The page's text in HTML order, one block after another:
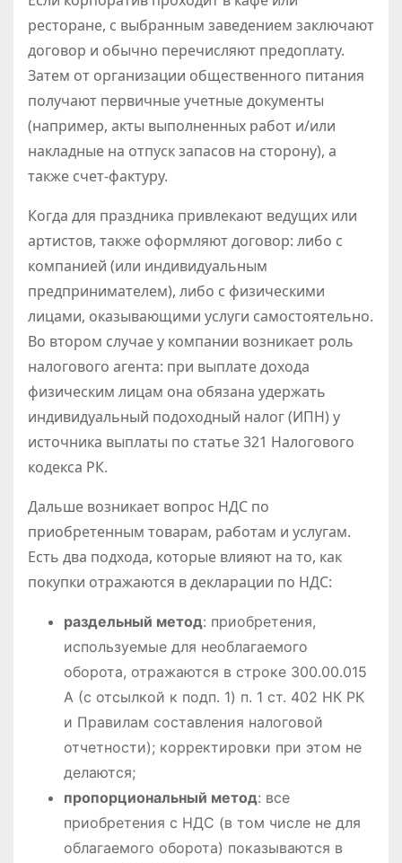
ресторане, с выбранным заведением заключают
договор и обычно перечисляют предоплату.
Затем от организации общественного питания
получают первичные учетные документы
(например, акты выполненных работ и/или
накладные на отпуск запасов на сторону), а
также счет-фактуру.
Когда для праздника привлекают ведущих или
артистов, также оформляют договор: либо с
компанией (или индивидуальным
предпринимателем), либо с физическими
лицами, оказывающими услуги самостоятельно.
Во втором случае у компании возникает роль
налогового агента: при выплате дохода
физическим лицам она обязана удержать
индивидуальный подоходный налог (ИПН) у
источника выплаты по статье 321 Налогового
кодекса РК.
Дальше возникает вопрос НДС по
приобретенным товарам, работам и услугам.
Есть два подхода, которые влияют на то, как
покупки отражаются в декларации по НДС:
раздельный метод: приобретения,
используемые для необлагаемого
оборота, отражаются в строке 300.00.015
A (с отсылкой к подп. 1) п. 1 ст. 402 НК РК
и Правилам составления налоговой
отчетности); корректировки при этом не
делаются;
пропорциональный метод: все
приобретения с НДС (в том числе не для
облагаемого оборота) показываются в